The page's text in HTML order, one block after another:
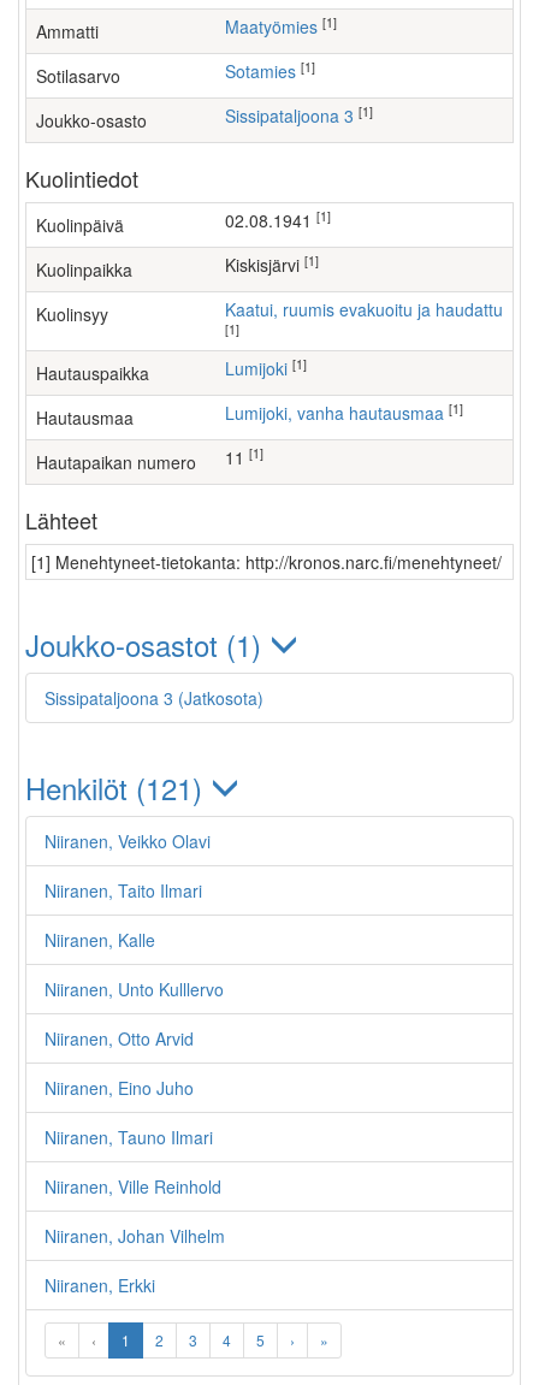
Ammatti maatyömies [1]
Sotilasarvo Sotamies [1]
Joukko-osasto Sissipataljoona 3 [1]
Kuolintiedot
Kuolinpäivä 02.08.1941 [1]
Kuolinpaikka Kiskisjärvi [1]
Kuolinsyy Kaatui, ruumis evakuoitu ja haudattu
[1]
Hautauspaikka Lumijoki [1]
Hautausmaa Lumijoki, vanha hautausmaa [1]
Hautapaikan numero 11 [1]
Lähteet
[1] Menehtyneet-tietokanta: http://kronos.narc.fi/menehtyneet/
Joukko-osastot (1)
Sissipataljoona 3 (Jatkosota)
Henkilöt (121)
Niiranen, Veikko Olavi
Niiranen, Taito Ilmari
Niiranen, Kalle
Niiranen, Unto Kulllervo
Niiranen, Otto Arvid
Niiranen, Eino Juho
Niiranen, Tauno Ilmari
Niiranen, Ville Reinhold
Niiranen, Johan Vilhelm
Niiranen, Erkki
« ‹ 1 2 3 4 5 › »